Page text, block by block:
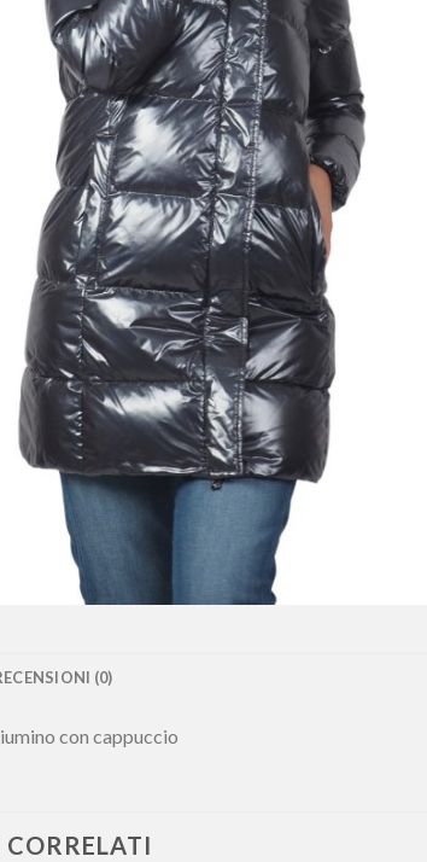
(0)
con cappuccio